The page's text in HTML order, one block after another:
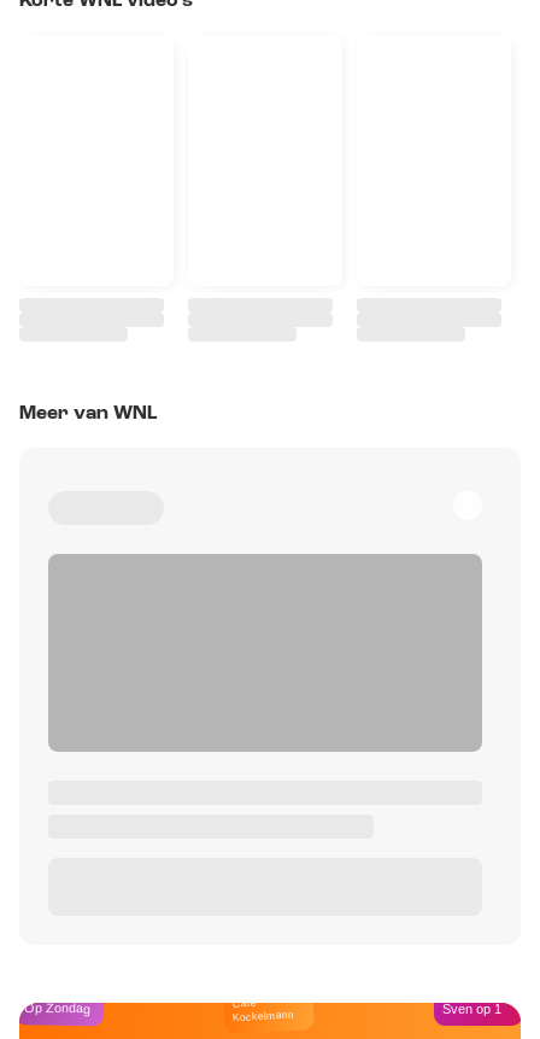
Meer van WNL
Op Zondag Café
Kockelmann Sven op 1